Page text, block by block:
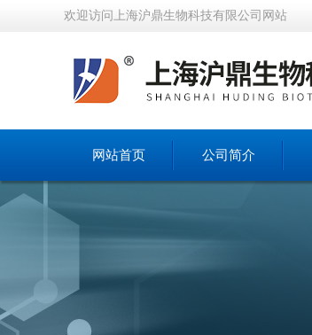
欢迎访问上海沪鼎生物科技有限公司网站
网站首页 公司简介